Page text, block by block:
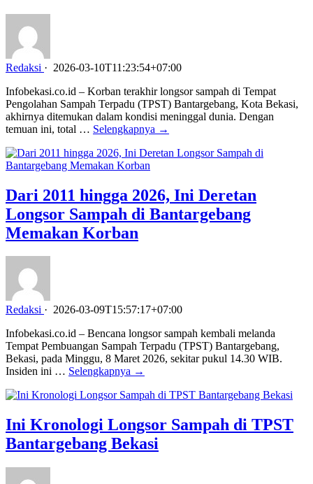
Redaksi · 2026-03-10T11:23:54+07:00
Infobekasi.co.id – Korban terakhir longsor sampah di Tempat
Pengolahan Sampah Terpadu (TPST) Bantargebang, Kota Bekasi,
akhirnya ditemukan dalam kondisi meninggal dunia. Dengan
temuan ini, total … Selengkapnya →
Dari 2011 hingga 2026, Ini Deretan
Longsor Sampah di Bantargebang
Memakan Korban
Redaksi · 2026-03-09T15:57:17+07:00
Infobekasi.co.id – Bencana longsor sampah kembali melanda
Tempat Pembuangan Sampah Terpadu (TPST) Bantargebang,
Bekasi, pada Minggu, 8 Maret 2026, sekitar pukul 14.30 WIB.
Insiden ini … Selengkapnya →
Ini Kronologi Longsor Sampah di TPST
Bantargebang Bekasi